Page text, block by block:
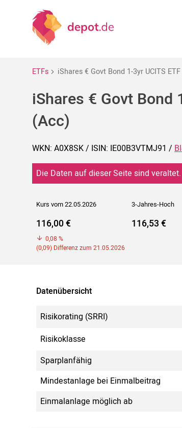
ETFs iShares € Govt Bond 1-3yr UCITS
iShares € Govt Bond
(Acc)
WKN: A0X8SK / ISIN: IE00B3VTMJ91 /
Die Daten auf dieser Seite sind
Kurs vom 22.05.2026 3-Jahres-Hoch
116,00 €
0,08 %
(0,09) Differenz zum 21.05.2026
116,53 €
Datenübersicht
Risikorating (SRRI)
Risikoklasse
Sparplanfähig
Mindestanlage bei Einmalbeitrag
Einmalanlage möglich ab